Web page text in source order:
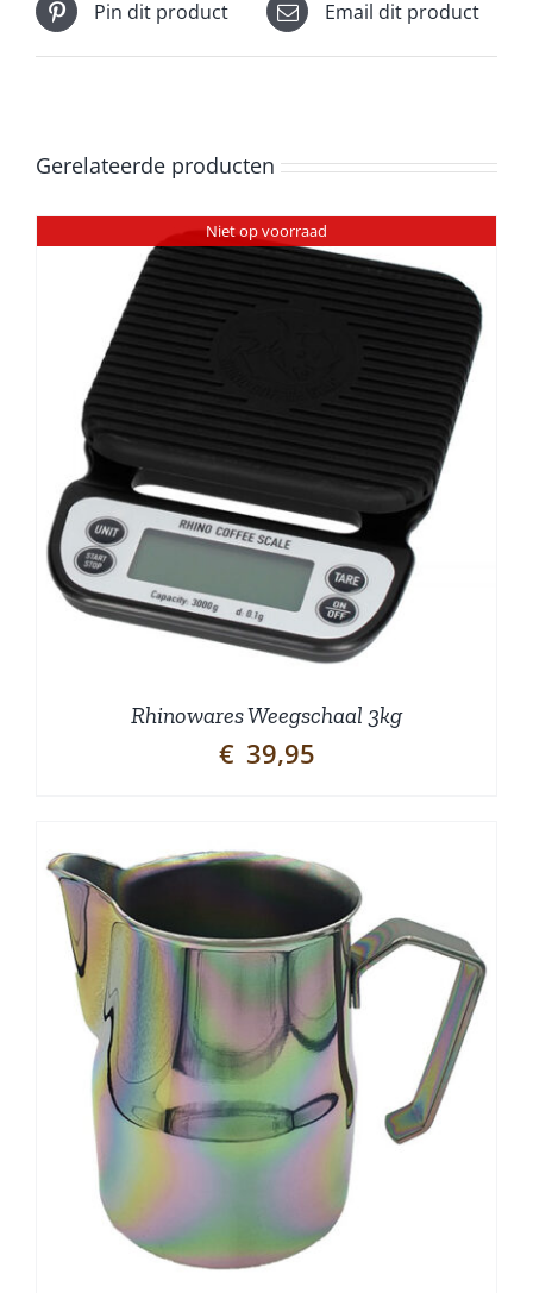
Pin dit product Email dit product
Gerelateerde producten
Niet op voorraad
Rhinowares Weegschaal 3kg
€ 39,95